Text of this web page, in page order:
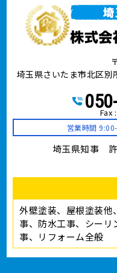
埼玉県さいたま市北区
Fax
営業時間
埼玉県知事 許
外壁塗装、屋根塗装他
事、防水工事、シーリ
事、リフォーム全般